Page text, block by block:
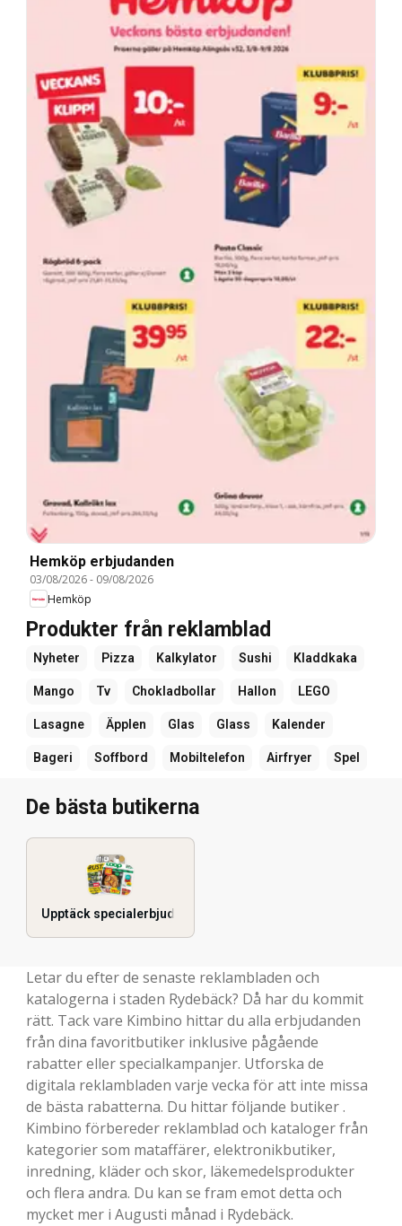
Hemköp erbjudanden
03/08/2026- 09/08/2026
Hemköp
Produkter från reklamblad
Nyheter Pizza Kalkylator Sushi Kladdkaka
Mango Tv Chokladbollar Hallon LEGO
Lasagne Äpplen Glas Glass Kalender
Bageri Soffbord Mobiltelefon Airfryer Spel
De bästa butikerna
Upptäck specialerbjudanden
Letar du efter de senaste reklambladen och
katalogerna i staden Rydebäck? Då har du kommit
rätt. Tack vare Kimbino hittar du alla erbjudanden
från dina favoritbutiker inklusive pågående
rabatter eller specialkampanjer. Utforska de
digitala reklambladen varje vecka för att inte missa
de bästa rabatterna. Du hittar följande butiker .
Kimbino förbereder reklamblad och kataloger från
kategorier som mataffärer, elektronikbutiker,
inredning, kläder och skor, läkemedelsprodukter
och flera andra. Du kan se fram emot detta och
mycket mer i Augusti månad i Rydebäck.